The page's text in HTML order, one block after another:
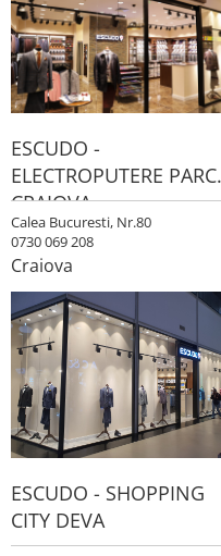
ESCUDO -
ELECTROPUTERE PARC
CRAIOVA
Calea Bucuresti, Nr.80
0730 069 208
Craiova
ESCUDO - SHOPPING
CITY DEVA